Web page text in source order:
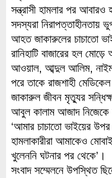
সন্ত্রাসী হামলার পর আবারও
সদস্যরা
আহত জাকারুলের চাচাতো
রানিহাটি বাজারের হল মোড়ে
আওয়াল, আব্দুল আলিম,
পরে তাকে রাজশাহী
জাকারুল জীবন মৃত্যুর
আবুল কালাম আজাদ নিজেকে
‘আমার চাচাতো ভাইয়ের উপর
হামলাকারীরা আমাকেও
খুলেননি ঘটনার পর থেকে’।
সংবাদ সম্মেলনে উপস্থিত